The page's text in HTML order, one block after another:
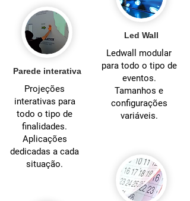
Parede interativa
Projeções
interativas para
todo o tipo de
finalidades.
Aplicações
dedicadas a cada
situação.
Led Wall
Ledwall modular
para todo o tipo de
eventos.
Tamanhos e
configurações
variáveis.